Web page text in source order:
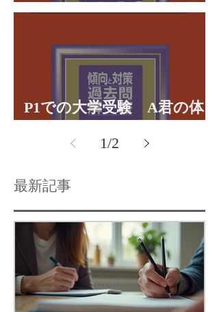
験談パート２
P1での大学受験 A君の体
1/2
最新記事